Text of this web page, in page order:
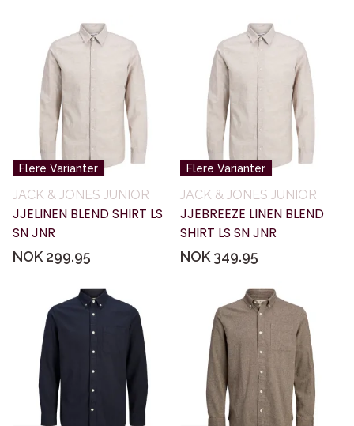
Flere Varianter
JACK & JONES JUNIOR
JJELINEN BLEND SHIRT LS
SN JNR
NOK 299.95
Flere Varianter
JACK & JONES JUNIOR
JJEBREEZE LINEN BLEND
SHIRT LS SN JNR
NOK 349.95